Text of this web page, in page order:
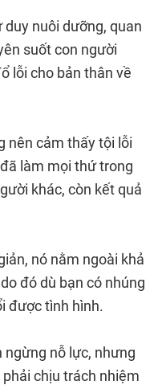
nuôi dưỡng, quan
suốt con người
lỗi cho bản thân về
nên cảm thấy tội lỗi
làm mọi thứ trong
khác, còn kết quả
nó nằm ngoài khả
đó dù bạn có nhúng
được tình hình.
ngừng nỗ lực, nhưng
chịu trách nhiệm